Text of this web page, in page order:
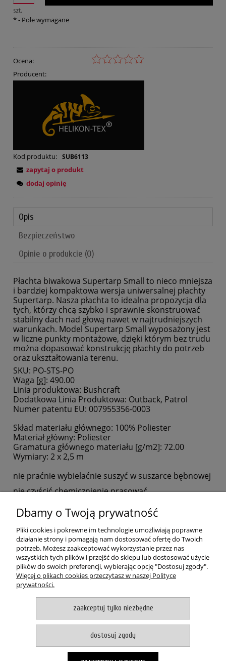
szt.
*- Pole wymagane
Ocena:
Producent:
Kod produktu: SUB6113
zapytaj o produkt
dodaj opinię
Opis
Bezpieczeństwo
Opinie o produkcie (0)
Płachta biwakowa Supertarp Small to nieco mniejsza
i bardziej kompaktowa wersja uniwersalnej płachty
Supertarp. Nasza płachta to idealna propozycja dla
tych, którzy chcą szybko i sprawnie skonstruować
stabilny dach nad głową nawet w najtrudniejszych
warunkach. Model Supertarp Small wyposażony jest
w liczne punkty montażowe, dzięki którym bez trudu
można dopasować konstrukcję płachty do potrzeb
oraz ukształtowania terenu.
SKU: PO-STS-PO
Waga [g]: 490.00
Linia produktowa: Bushcraft
Dodatkowa Linia Produktowa: Outback, Patrol
Numer patentu EU: 007955356-0003
Skład materiału głównego: 100% Poliester
Materiał główny: Poliester
Gramatura głównego materiału [g/m2]: 72.00
Wymiary: 2 x 2,5 m
nie praćnie wybielaćnie suszyć w suszarce bębnowej
nie czyścić chemicznienie prasować
POMOC
MOJE KONTO
PŁATNOŚCI I DOSTAWA
pokaż pełną wersję strony
Witaj, nasz sklep internetowy wykorzystuje pliki cookies.
akceptuje i zamykam okno
Zapisanych za pomocą cookies informacji używamy w celach reklamowych i
Dbamy o Twoją prywatność
Pliki cookies i pokrewne im technologie umożliwiają poprawne
działanie strony i pomagają nam dostosować ofertę do Twoich
potrzeb. Możesz zaakceptować wykorzystanie przez nas
wszystkich tych plików i przejść do sklepu lub dostosować użycie
plików do swoich preferencji, wybierając opcję "Dostosuj zgody".
Więcej o plikach cookies przeczytasz w naszej Polityce
prywatności.
zaakceptuj tylko niezbędne
dostosuj zgody